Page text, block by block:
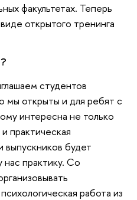
факультетах. Теперь
открытого тренинга
студентов
мы открыты и для ребят с
интересна не только
практическая
выпускников будет
практику. Со
работа из